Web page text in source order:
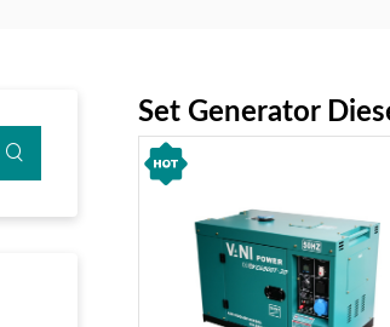
Set Generator